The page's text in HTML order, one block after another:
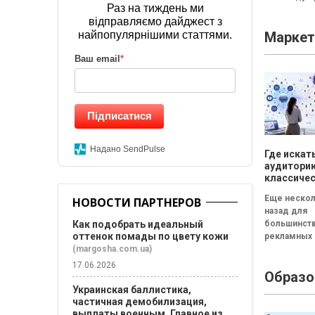
новые
Где
не
Еще
назад для
рекламных
каналов:
Meta,
[caption
Раз на тиждень ми
відправляємо дайджест з
найпопулярнішими статтями.
Ваш email *
Підписатися
Надано SendPulse
НОВОСТИ ПАРТНЕРОВ
Как подобрать идеальный
оттенок помады по цвету кожи
(margosha.com.ua)
17.06.2026
Украинская баллистика,
частичная демобилизация,